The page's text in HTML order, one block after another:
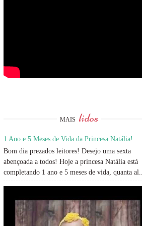
MAIS lidos
1 Ano e 5 Meses de Vida da Princesa Natália!
Bom dia prezados leitores! Desejo uma sexta
abençoada a todos! Hoje a princesa Natália está
completando 1 ano e 5 meses de vida, quanta al...